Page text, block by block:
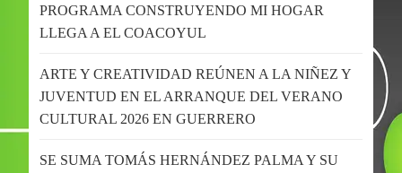
PROGRAMA CONSTRUYENDO MI HOGAR
LLEGA A EL COACOYUL
ARTE Y CREATIVIDAD REÚNEN A LA NIÑEZ Y
JUVENTUD EN EL ARRANQUE DEL VERANO
CULTURAL 2026 EN GUERRERO
SE SUMA TOMÁS HERNÁNDEZ PALMA Y SU